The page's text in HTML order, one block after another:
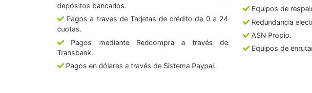
depósitos bancarios.
Pagos a traves de Tarjetas de crédito de 0 a 24
cuotas.
Pagos mediante Redcompra a través de
Transbank.
Pagos en dólares a través de Sistema Paypal.
Equipos de
Redundancia
ASN Propio.
Equipos de